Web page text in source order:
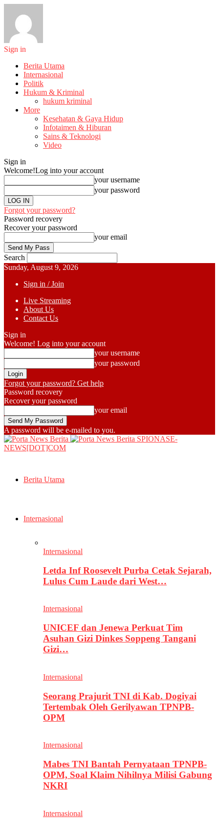
Sign in
Berita Utama
Internasional
Politik
Hukum & Kriminal
hukum kriminal
More
Kesehatan & Gaya Hidup
Infotaimen & Hiburan
Sains & Teknologi
Video
Sign in
Welcome!Log into your account
your username
your password
Forgot your password?
Password recovery
Recover your password
your email
Search
Sunday, August 9, 2026
Sign in / Join
Live Streaming
About Us
Contact Us
Sign in
Welcome! Log into your account
your username
your password
Forgot your password? Get help
Password recovery
Recover your password
your email
A password will be e-mailed to you.
SPIONASE-
NEWS[DOT]COM
Berita Utama
Internasional
Internasional
Letda Inf Roosevelt Purba Cetak Sejarah,
Lulus Cum Laude dari West…
Internasional
UNICEF dan Jenewa Perkuat Tim
Asuhan Gizi Dinkes Soppeng Tangani
Gizi…
Internasional
Seorang Prajurit TNI di Kab. Dogiyai
Tertembak Oleh Gerilyawan TPNPB-
OPM
Internasional
Mabes TNI Bantah Pernyataan TPNPB-
OPM, Soal Klaim Nihilnya Milisi Gabung
NKRI
Internasional